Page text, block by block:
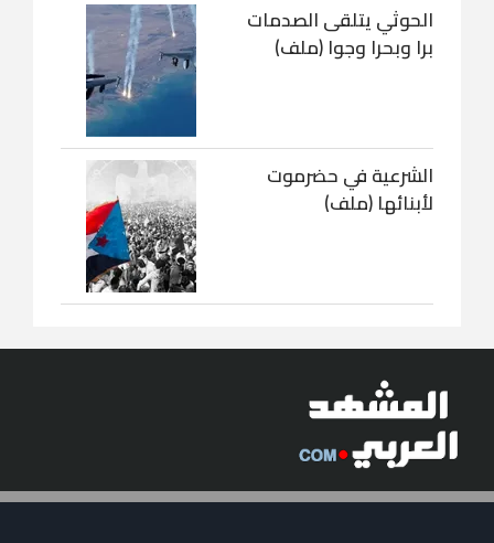
الحوثي يتلقى الصدمات
برا وبحرا وجوا (ملف)
الشرعية في حضرموت
لأبنائها (ملف)